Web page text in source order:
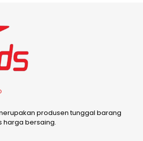
produsen tunggal barang
harga bersaing.